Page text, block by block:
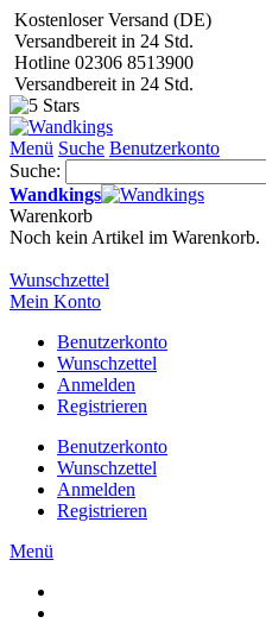
Kostenloser Versand (DE)
Versandbereit in 24 Std.
Hotline 02306 8513900
Versandbereit in 24 Std.
Menü Suche Benutzerkonto
Suche:
Wandkings
Warenkorb
Noch kein Artikel im Warenkorb.
Wunschzettel
Mein Konto
Benutzerkonto
Wunschzettel
Anmelden
Registrieren
Benutzerkonto
Wunschzettel
Anmelden
Registrieren
Menü